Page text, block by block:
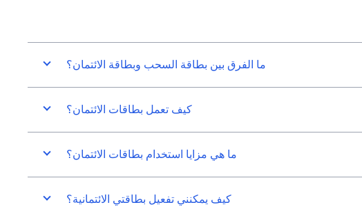
ما الفرق بين بطاقة السحب وبطاقة الائتمان؟
كيف تعمل بطاقات الائتمان؟
ما هي مزايا استخدام بطاقات الائتمان؟
كيف يمكنني تفعيل بطاقتي الائتمانية؟